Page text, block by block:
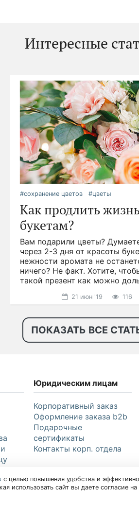
Интересные
#сохранение цветов #цветы
Как продлить
букетам?
Вам подарили цветы?
через 2-3 дня от красоты
нежности аромата не
ничего? Не факт. Хотите,
такой презент как можно
21 июн '19 116
ПОКАЗАТЬ ВСЕ
Юридическим лицам
Корпоративный заказ
Оформление заказа b2b
Подарочные
сертификаты
Контакты корп. отдела
правах.
с целью повышения удобства и
использовать сайт вы даете согласие на